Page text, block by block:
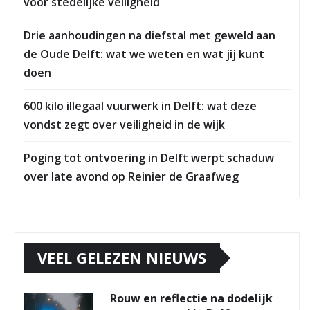
Drie aanhoudingen na diefstal met geweld aan
de Oude Delft: wat we weten en wat jij kunt
doen
600 kilo illegaal vuurwerk in Delft: wat deze
vondst zegt over veiligheid in de wijk
Poging tot ontvoering in Delft werpt schaduw
over late avond op Reinier de Graafweg
VEEL GELEZEN NIEUWS
Rouw en reflectie na dodelijk